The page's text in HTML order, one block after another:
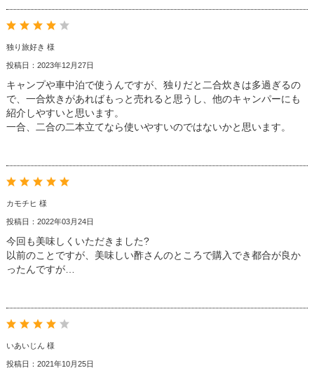
独り旅好き 様
投稿日：2023年12月27日
キャンプや車中泊で使うんですが、独りだと二合炊きは多過ぎるの
で、一合炊きがあればもっと売れると思うし、他のキャンパーにも
紹介しやすいと思います。
一合、二合の二本立てなら使いやすいのではないかと思います。
カモチヒ 様
投稿日：2022年03月24日
今回も美味しくいただきました?
以前のことですが、美味しい酢さんのところで購入でき都合が良か
ったんですが…
いあいじん 様
投稿日：2021年10月25日